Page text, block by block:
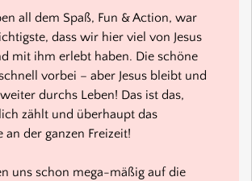
all dem Spaß, Fun & Action, war
dass wir hier viel von Jesus
mit ihm erlebt haben. Die schöne
vorbei – aber Jesus bleibt und
durchs Leben! Das ist das,
zählt und überhaupt das
an der ganzen Freizeit!
uns schon mega-mäßig auf die